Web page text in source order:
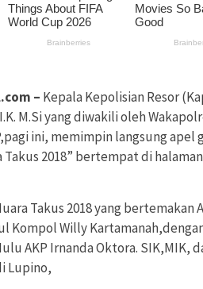
– Kepala Kepolisian Resor
M.Si yang diwakili oleh
ini, memimpin langsung apel
Takus 2018” bertempat di
Takus 2018 yang
Kompol Willy
AKP Irnanda Oktora. SIK,MIK,
Lupino,